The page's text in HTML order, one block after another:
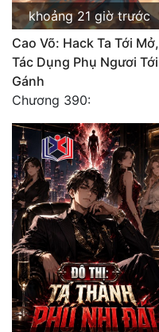
khoảng 21 giờ trước
Cao Võ: Hack Ta Tới Mở,
Tác Dụng Phụ Ngươi Tới
Gánh
Chương 390: